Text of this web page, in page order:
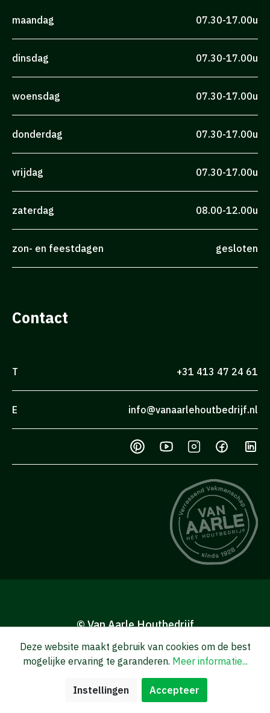
maandag 07.30-17.00u
dinsdag 07.30-17.00u
woensdag 07.30-17.00u
donderdag 07.30-17.00u
vrijdag 07.30-17.00u
zaterdag 08.00-12.00u
zon- en feestdagen gesloten
Contact
T +31 413 47 24 61
E info@vanaarlehoutbedrijf.nl
© Van Aarle Houtbedrijf
BTW NL003547139B01
KVK 16027095
Klantenservice
Algemene verkoop-en leveringsvoorwaarden
Deze website maakt gebruik van cookies om de best
mogelijke ervaring te garanderen. Meer informatie...
Instellingen Accepteer